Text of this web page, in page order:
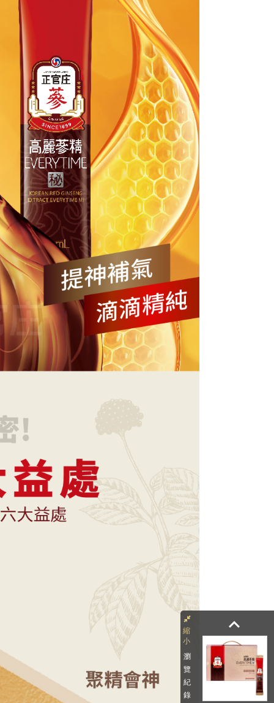
瀏
覽
紀
錄
keyboard_arrow_up